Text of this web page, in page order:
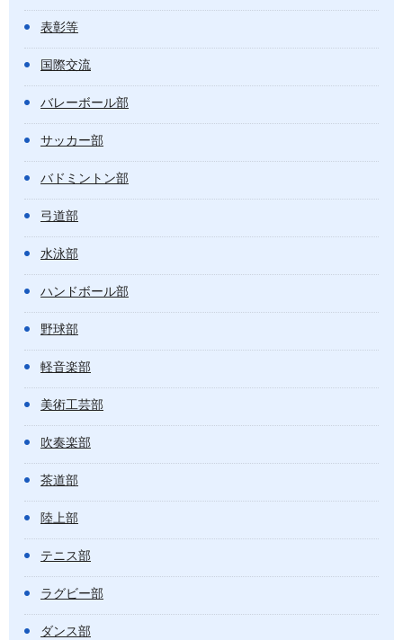
表彰等
国際交流
バレーボール部
サッカー部
バドミントン部
弓道部
水泳部
ハンドボール部
野球部
軽音楽部
美術工芸部
吹奏楽部
茶道部
陸上部
テニス部
ラグビー部
ダンス部